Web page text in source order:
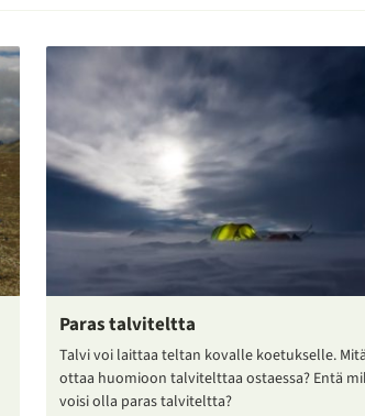
Paras talviteltta
Talvi voi laittaa teltan kovalle koetukselle.
ottaa huomioon talvitelttaa ostaessa? Entä
voisi olla paras talviteltta?